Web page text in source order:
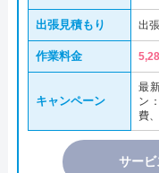
出張見積もり 出
作業料金
キャンペーン
最
ン
費
サー